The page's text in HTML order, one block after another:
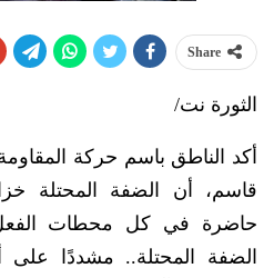
Share
الثورة نت/
أكد الناطق باسم حركة
قاسم، أن الضفة المحتلة
حاضرة في كل محطات الفعل
الضفة المحتلة.. مشددًا على